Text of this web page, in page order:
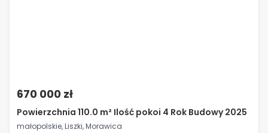
670 000 zł
Powierzchnia 110.0 m² Ilość pokoi 4 Rok Budowy 2025
małopolskie, Liszki, Morawica